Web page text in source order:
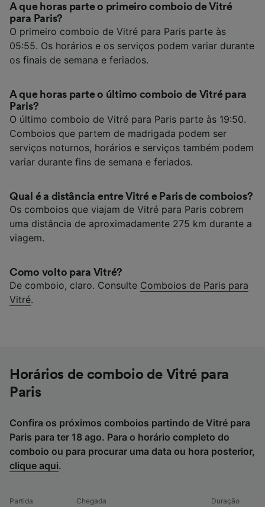
A que horas parte o primeiro comboio de Vitré
para Paris?
O primeiro comboio de Vitré para Paris parte às
05:55. Os horários e os serviços podem variar durante
os finais de semana e feriados.
A que horas parte o último comboio de Vitré para
Paris?
O último comboio de Vitré para Paris parte às 19:50.
Comboios que partem de madrigada podem ser
serviços noturnos, horários e serviços também podem
variar durante fins de semana e feriados.
Qual é a distância entre Vitré e Paris de comboios?
Os comboios que viajam de Vitré para Paris cobrem
uma distância de aproximadamente 275 km durante a
viagem.
Como volto para Vitré?
De comboio, claro. Consulte Comboios de Paris para
Vitré.
Horários de comboio de Vitré para
Paris
Confira os próximos comboios partindo de Vitré para
Paris para ter 18 ago. Para o horário completo do
comboio ou para procurar uma data ou hora posterior,
clique aqui.
Partida Chegada Duração